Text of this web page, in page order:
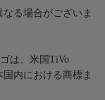
る場合がございま
は、米国TiVo
内における商標ま